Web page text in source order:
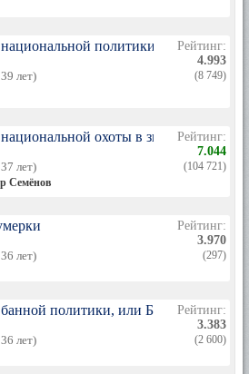
национальной политики
лет)
Рейтинг:
4.993
(8 749)
национальной охоты в зимний период
лет)
Семёнов
Рейтинг:
7.044
(104 721)
лет)
Рейтинг:
3.970
(297)
банной политики, или Баня 2
лет)
Рейтинг:
3.383
(2 600)